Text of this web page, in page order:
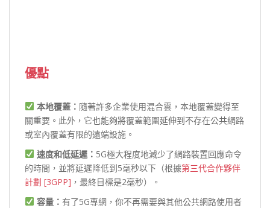
優點
本地覆蓋： 隨著許多企業使用混合雲，本地覆蓋變得至
關重要。此外，它也能夠將覆蓋範圍延伸到不存在公共網路
或室內覆蓋有限的遠端設施。
速度和低延遲： 5G極大程度地減少了網路裝置回應命令
的時間，並將延遲降低到5毫秒以下（根據第三代合作夥伴
計劃 [3GPP] ，最終目標是2毫秒）。
容量： 有了5G專網，你不再需要與其他公共網路使用者